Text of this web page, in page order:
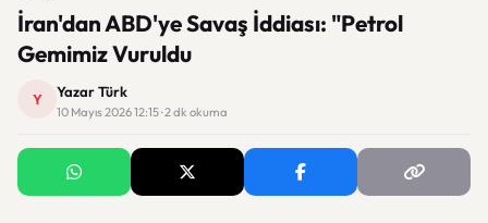
İran'dan ABD'ye Savaş İddiası: "Petrol
Gemimiz Vuruldu
Y Yazar Türk
10 Mayıs 2026 12:15 · 2 dk okuma